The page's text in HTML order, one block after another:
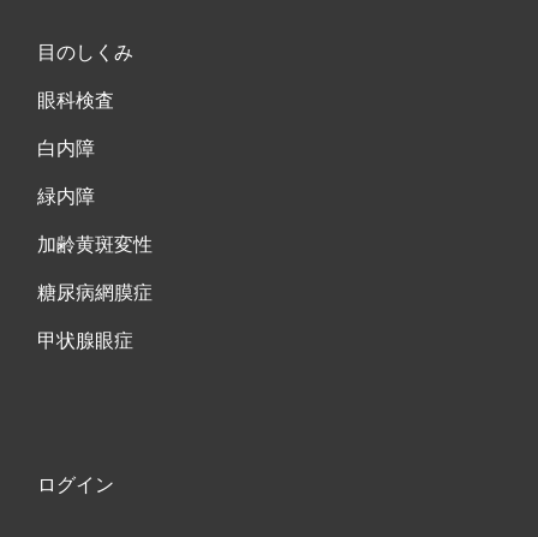
目のしくみ
眼科検査
白内障
緑内障
加齢黄斑変性
糖尿病網膜症
甲状腺眼症
ログイン